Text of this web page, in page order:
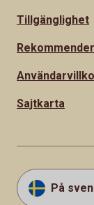
Tillgänglighet
Sajtkarta
På